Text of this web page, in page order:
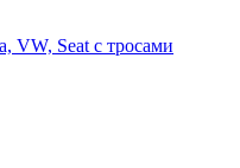
Seat с тросами